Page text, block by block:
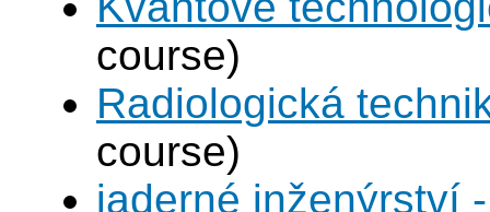
course)
Radiologická
course)
jaderné inženýrství